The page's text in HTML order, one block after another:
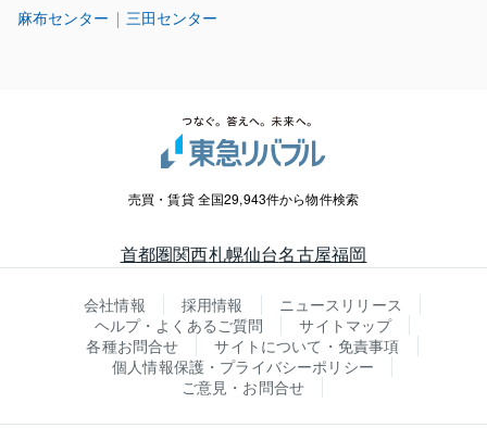
麻布センター 三田センター
売買・賃貸 全国29,943件から物件検索
首都圏関西札幌仙台名古屋福岡
会社情報 採用情報
ニュースリリース
ヘルプ・よくあるご質問
サイトマップ
各種お問合せ
サイトについて・免責事項
個人情報保護・プライバシーポリシー
ご意見・お問合せ